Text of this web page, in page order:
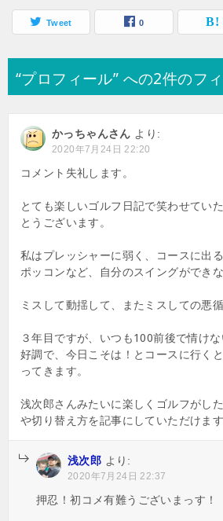
Tweet 0
“プロフィール” への2件のフ
かっちゃんさん より:
2020年7月24日 22:20
コメント失礼します。
とても楽しいゴルフ日記で笑わせてい
とうございます。
私はプレッシャーに弱く、コースに出
ポッコンなど、自分のスイングができな
ミスして動揺して、またミスしての悪循
３年目ですが、いつも100前後で情け
好調で、今日こそは！とコースに行く
ってきます。
浅次郎さんみたいに楽しくゴルフがし
や切り替え方を記事にしていただけます
浅次郎 より:
2020年7月24日 22:37
押忍！初コメ有難うございまっす！